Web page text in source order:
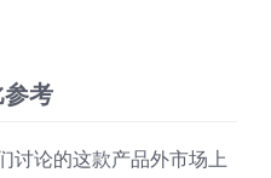
考
讨论的这款产品外市场上